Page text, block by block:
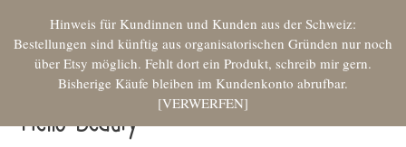
Hinweis für Kundinnen und Kunden aus der Schweiz:
Bestellungen sind künftig aus organisatorischen Gründen nur noch
über Etsy möglich. Fehlt dort ein Produkt, schreib mir gern.
Bisherige Käufe bleiben im Kundenkonto abrufbar.
VERWERFEN
Hello Beauty